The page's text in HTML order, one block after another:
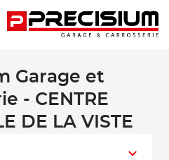
Garage et
- CENTRE
DE LA VISTE